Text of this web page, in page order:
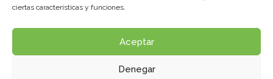
ciertas características y funciones.
Aceptar
Denegar
Click here to login